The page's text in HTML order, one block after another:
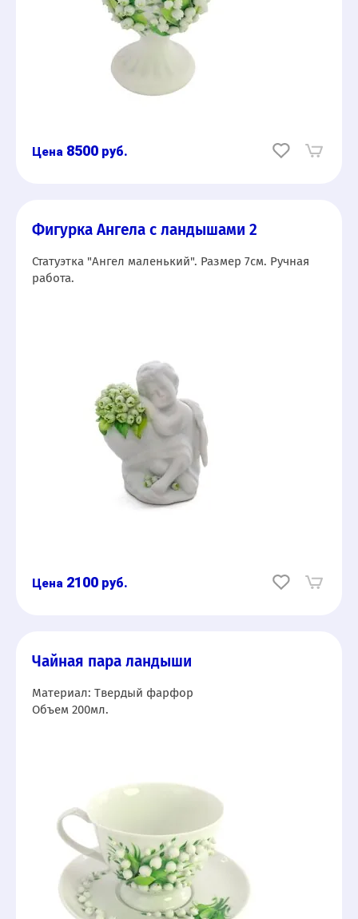
8500 руб.
Фигурка Ангела с ландышами 2
Статуэтка "Ангел маленький". Размер 7см. Ручная
работа.
2100 руб.
Чайная пара ландыши
Материал: Твердый фарфор
Объем 200мл.